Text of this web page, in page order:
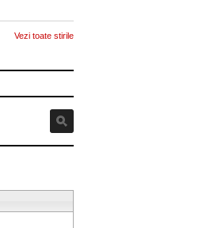
Vezi toate stirile